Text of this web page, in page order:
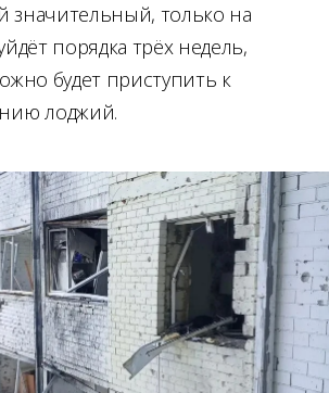
значительный, только на
порядка трёх недель,
будет приступить к
лоджий.